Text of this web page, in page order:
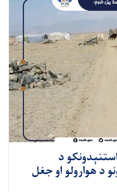
د
د هوارولو او جغل